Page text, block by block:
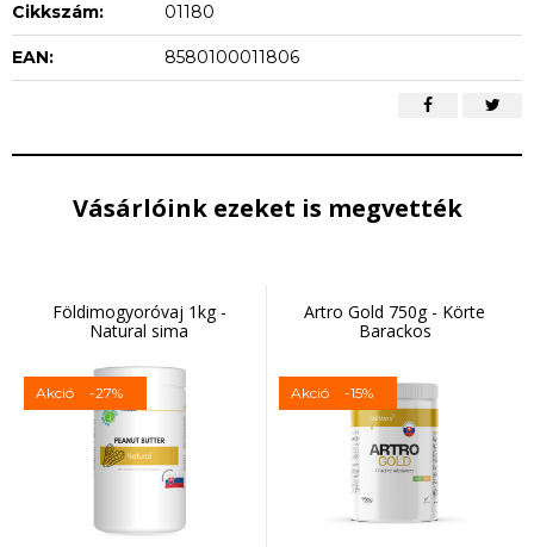
Cikkszám: 01180
EAN: 8580100011806
Vásárlóink ezeket is megvették
Földimogyoróvaj 1kg -
Natural sima
Akció -27%
Artro Gold 750g - Körte
Barackos
Akció -15%